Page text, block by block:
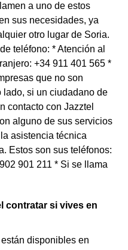
a uno de estos
sus necesidades, ya
otro lugar de Soria.
teléfono: * Atención al
+34 911 401 565 *
que no son
lado, si un ciudadano de
contacto con Jazztel
alguno de sus servicios
asistencia técnica
Estos son sus teléfonos:
901 211 * Si se llama
contratar si vives en
disponibles en